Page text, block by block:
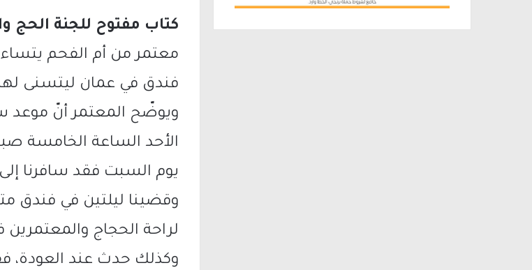
كتاب مفتوح للجنة الحج
معتمر من أم الفحم
فندق في عمان ليتسنى لهم
ويوضّح المعتمر أنّ موعد
الأحد الساعة الخامسة
يوم السبت فقد سافرنا
وقضينا ليلتين في فندق
لراحة الحجاج
وكذلك حدث عند العودة،